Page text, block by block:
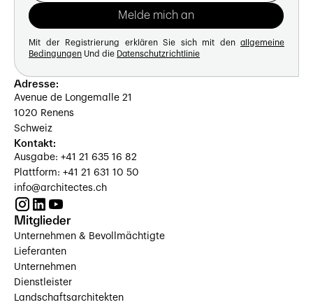
Mit der Registrierung erklären Sie sich mit den allgemeine
Bedingungen Und die Datenschutzrichtlinie
Adresse:
Avenue de Longemalle 21
1020 Renens
Schweiz
Kontakt:
Ausgabe: +41 21 635 16 82
Plattform: +41 21 631 10 50
info@architectes.ch
Mitglieder
Unternehmen & Bevollmächtigte
Lieferanten
Unternehmen
Dienstleister
Landschaftsarchitekten